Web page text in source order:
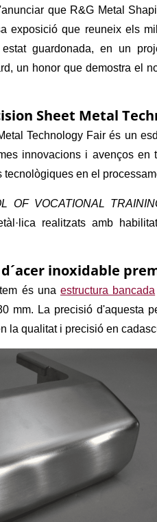
que R&G Metal
exposició que reuneix els
estat guardonada, en un
un honor que demostra el
Sheet Metal
Technology Fair és un
innovacions i avenços
en el
OF VOCATIONAL
realitzats amb
inoxidable
és una estructura bancada
mm. La precisió d'aquesta
la qualitat i precisió en